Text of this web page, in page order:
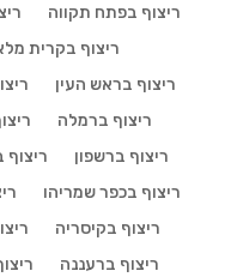
ריצוף בפתח תקווה
ריצוף בקרית
ריצוף בראש העין
ריצוף ברמלה
ריצוף ברשפון
ריצוף
ריצוף בכפר שמריהו
ריצוף בקיסריה
ריצוף ברעננה